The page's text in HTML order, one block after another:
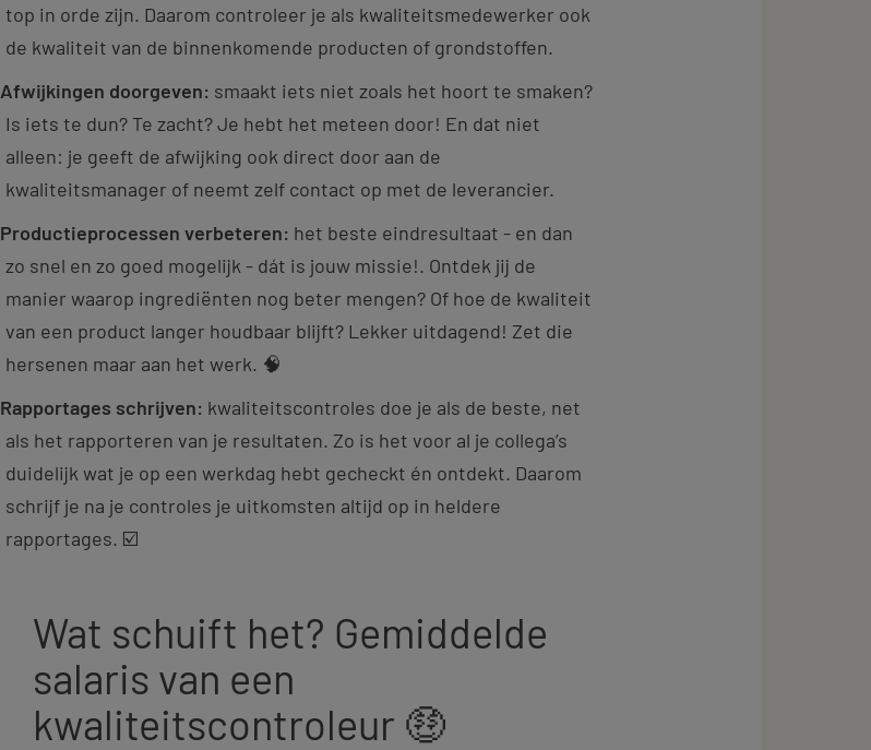
top in orde zijn. Daarom controleer je als kwaliteitsmedewerker ook
de kwaliteit van de binnenkomende producten of grondstoffen.
Afwijkingen doorgeven: smaakt iets niet zoals het hoort te smaken?
Is iets te dun? Te zacht? Je hebt het meteen door! En dat niet
alleen: je geeft de afwijking ook direct door aan de
kwaliteitsmanager of neemt zelf contact op met de leverancier.
Productieprocessen verbeteren: het beste eindresultaat - en dan
zo snel en zo goed mogelijk - dát is jouw missie!. Ontdek jij de
manier waarop ingrediënten nog beter mengen? Of hoe de kwaliteit
van een product langer houdbaar blijft? Lekker uitdagend! Zet die
hersenen maar aan het werk. 🧠
Rapportages schrijven: kwaliteitscontroles doe je als de beste, net
als het rapporteren van je resultaten. Zo is het voor al je collega’s
duidelijk wat je op een werkdag hebt gecheckt én ontdekt. Daarom
schrijf je na je controles je uitkomsten altijd op in heldere
rapportages. ☑️
Wat schuift het? Gemiddelde
salaris van een
kwaliteitscontroleur 🤑